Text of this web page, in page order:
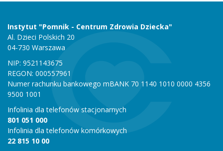
Instytut "Pomnik - Centrum Zdrowia Dziecka"
Al. Dzieci Polskich 20
04-730 Warszawa
NIP: 9521143675
REGON: 000557961
Numer rachunku bankowego mBANK 70 1140 1010 0000 4356
9500 1001
Infolinia dla telefonów stacjonarnych
801 051 000
Infolinia dla telefonów komórkowych
22 815 10 00